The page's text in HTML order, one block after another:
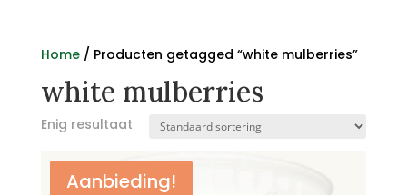
Home/ Producten getagged “white mulberries”
white mulberries
Enig resultaat
Aanbieding!